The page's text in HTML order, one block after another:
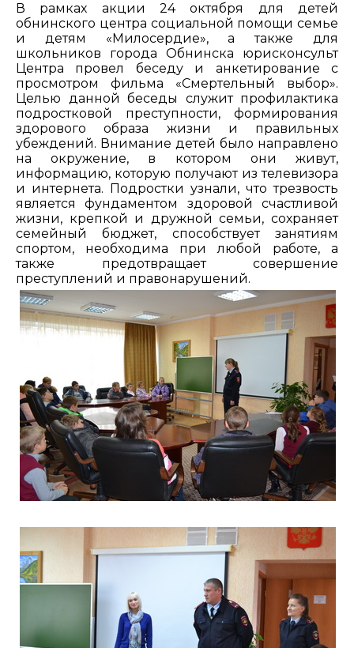
В рамках акции 24 октября для детей
обнинского центра социальной помощи семье
и детям «Милосердие», а также для
школьников города Обнинска юрисконсульт
Центра провел беседу и анкетирование с
просмотром фильма «Смертельный выбор».
Целью данной беседы служит профилактика
подростковой преступности, формирования
здорового образа жизни и правильных
убеждений. Внимание детей было направлено
на окружение, в котором они живут,
информацию, которую получают из телевизора
и интернета. Подростки узнали, что трезвость
является фундаментом здоровой счастливой
жизни, крепкой и дружной семьи, сохраняет
семейный бюджет, способствует занятиям
спортом, необходима при любой работе, а
также предотвращает совершение
преступлений и правонарушений.